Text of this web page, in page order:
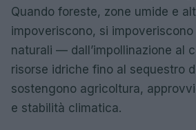
Quando foreste, zone umide e
impoveriscono, si
naturali — dall’impollinazione al
risorse idriche fino al sequestro
sostengono agricoltura,
e stabilità climatica.